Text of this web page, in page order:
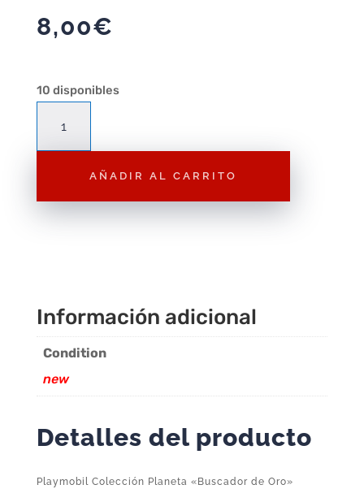
8,00€
10 disponibles
Colección
de
AÑADIR AL CARRITO
Información adicional
Condition
new
Detalles del producto
Playmobil Colección Planeta «Buscador de Oro»